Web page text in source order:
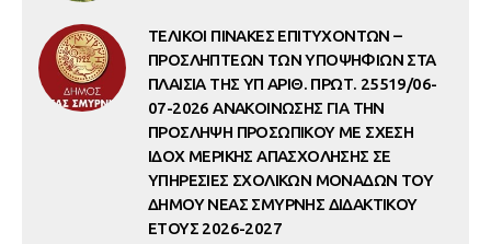
ΤΕΛΙΚΟΙ ΠΙΝΑΚΕΣ ΕΠΙΤΥΧΟΝΤΩΝ –
ΠΡΟΣΛΗΠΤΕΩΝ ΤΩΝ ΥΠΟΨΗΦΙΩΝ ΣΤΑ
ΠΛΑΙΣΙΑ ΤΗΣ ΥΠ ΑΡΙΘ. ΠΡΩΤ. 25519/06-
07-2026 ΑΝΑΚΟΙΝΩΣΗΣ ΓΙΑ ΤΗΝ
ΠΡΟΣΛΗΨΗ ΠΡΟΣΩΠΙΚΟΥ ΜΕ ΣΧΕΣΗ
ΙΔΟΧ ΜΕΡΙΚΗΣ ΑΠΑΣΧΟΛΗΣΗΣ ΣΕ
ΥΠΗΡΕΣΙΕΣ ΣΧΟΛΙΚΩΝ ΜΟΝΑΔΩΝ ΤΟΥ
ΔΗΜΟΥ ΝΕΑΣ ΣΜΥΡΝΗΣ ΔΙΔΑΚΤΙΚΟΥ
ΕΤΟΥΣ 2026-2027